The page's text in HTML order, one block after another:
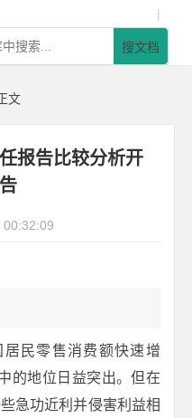
|
搜文档
文
报告比较分析开
00:32:09
民零售消费额快速增
的地位日益突出。但在
急功近利并侵害利益相